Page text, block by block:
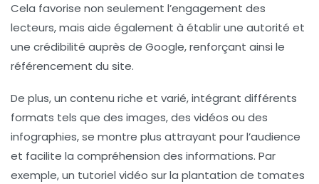
Cela favorise non seulement l’engagement des
lecteurs, mais aide également à établir une autorité et
une crédibilité auprès de Google, renforçant ainsi le
référencement du site.
De plus, un contenu riche et varié, intégrant différents
formats tels que des images, des vidéos ou des
infographies, se montre plus attrayant pour l’audience
et facilite la compréhension des informations. Par
exemple, un tutoriel vidéo sur la plantation de tomates